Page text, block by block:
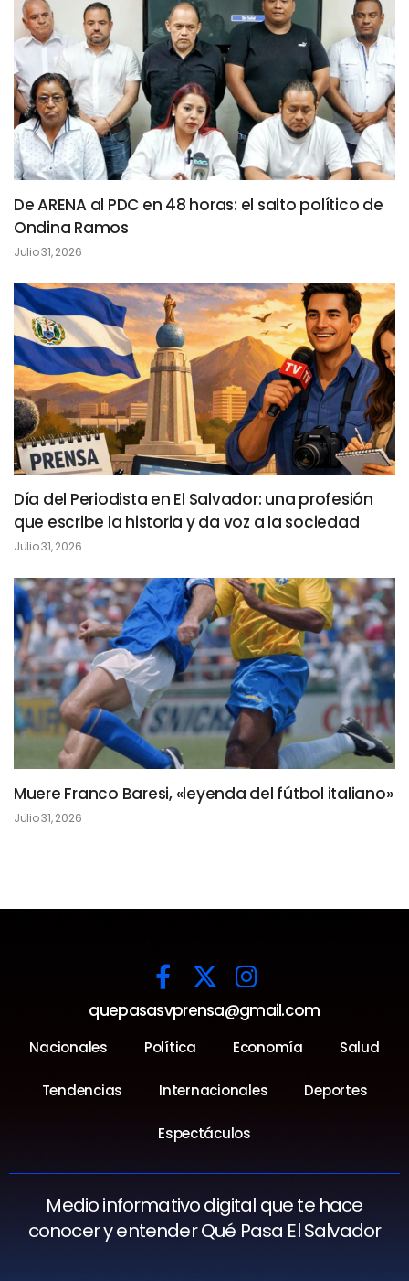
De ARENA al PDC en 48 horas: el salto político de
Ondina Ramos
Julio 31, 2026
Día del Periodista en El Salvador: una profesión
que escribe la historia y da voz a la sociedad
Julio 31, 2026
Muere Franco Baresi, «leyenda del fútbol italiano»
Julio 31, 2026
quepasasvprensa@gmail.com
Nacionales Política Economía Salud
Tendencias Internacionales Deportes
Espectáculos
Medio informativo digital que te hace
conocer y entender Qué Pasa El Salvador